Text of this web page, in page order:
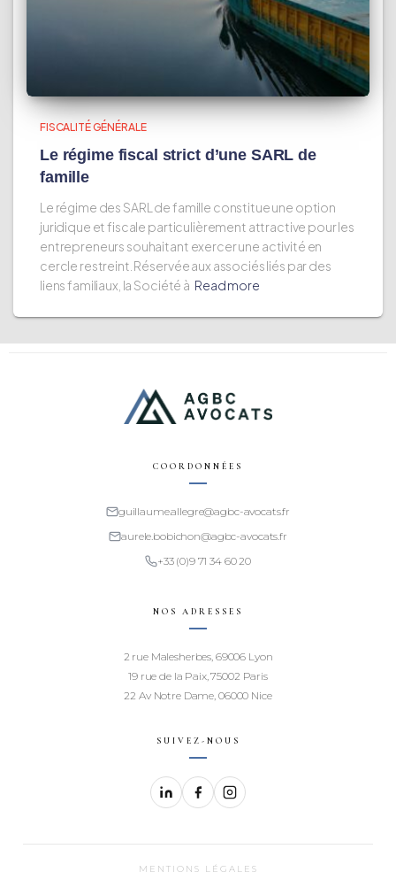
FISCALITÉ GÉNÉRALE
Le régime fiscal strict d’une SARL de
famille
Le régime des SARL de famille constitue une option
juridique et fiscale particulièrement attractive pour les
entrepreneurs souhaitant exercer une activité en
cercle restreint. Réservée aux associés liés par des
liens familiaux, la Société à Read more
COORDONNÉES
guillaume.allegre@agbc-avocats.fr
aurele.bobichon@agbc-avocats.fr
+33 (0)9 71 34 60 20
NOS ADRESSES
2 rue Malesherbes, 69006 Lyon
19 rue de la Paix, 75002 Paris
22 Av Notre Dame, 06000 Nice
SUIVEZ-NOUS
MENTIONS LÉGALES